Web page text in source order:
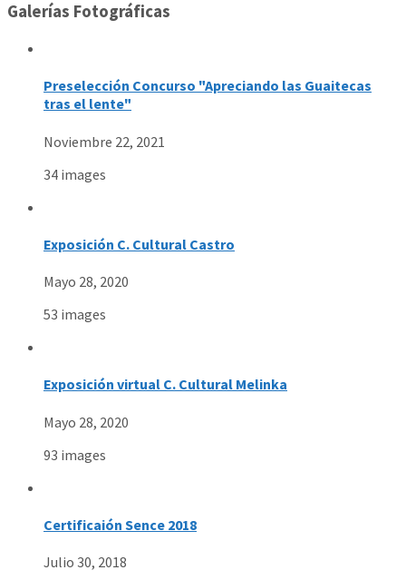
Galerías Fotográficas
Preselección Concurso "Apreciando las Guaitecas
tras el lente"
Noviembre 22, 2021
34 images
Exposición C. Cultural Castro
Mayo 28, 2020
53 images
Exposición virtual C. Cultural Melinka
Mayo 28, 2020
93 images
Certificaión Sence 2018
Julio 30, 2018